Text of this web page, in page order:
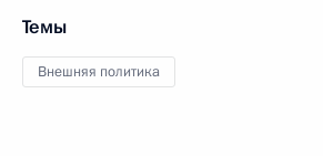
Темы
Внешняя политика